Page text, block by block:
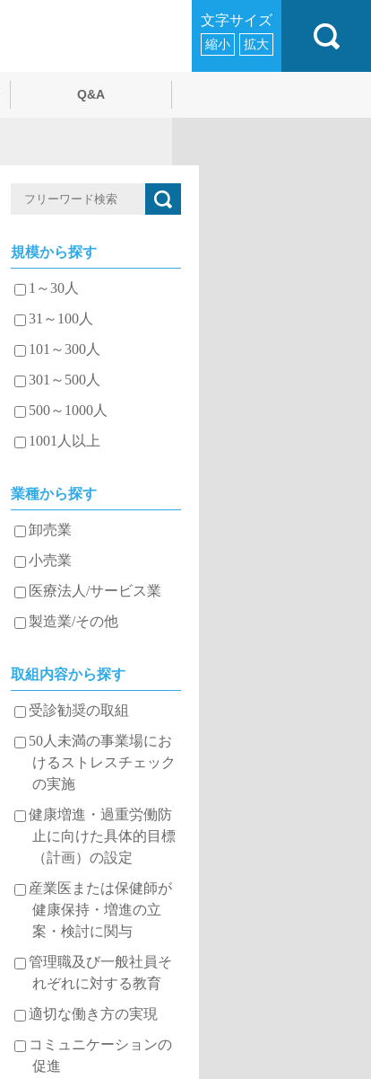
文字サイズ
縮小 拡大
Q&A
規模から探す
1～30人
31～100人
101～300人
301～500人
500～1000人
1001人以上
業種から探す
卸売業
小売業
医療法人/サービス業
製造業/その他
取組内容から探す
受診勧奨の取組
50人未満の事業場にお
けるストレスチェック
の実施
健康増進・過重労働防
止に向けた具体的目標
（計画）の設定
産業医または保健師が
健康保持・増進の立
案・検討に関与
管理職及び一般社員そ
れぞれに対する教育
適切な働き方の実現
コミュニケーションの
促進